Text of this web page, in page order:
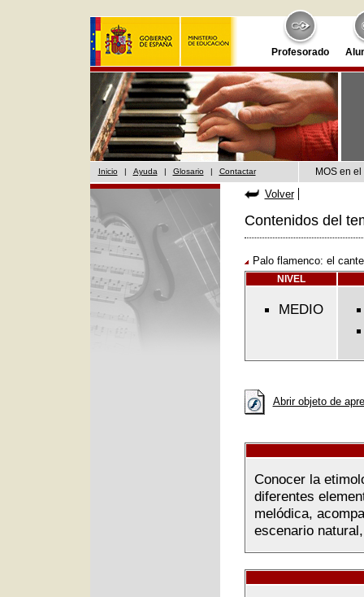
Profesorado
Inicio | Ayuda | Glosario | Contactar MOS en
Volver
Contenidos del
Palo flamenco: el
NIVEL
MEDIO
Abrir objeto de
Conocer la
diferentes
melódica,
escenario